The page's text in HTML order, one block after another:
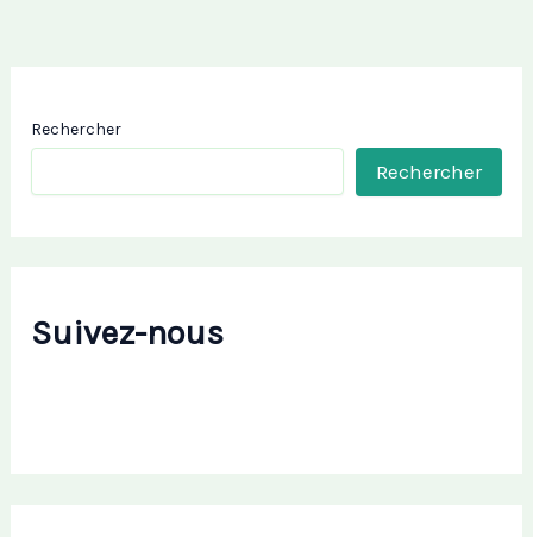
Rechercher
Rechercher
Suivez-nous